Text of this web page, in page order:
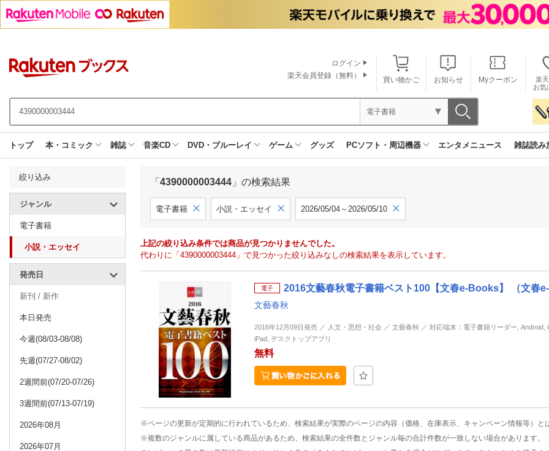
買い物かご お知らせ Myクーポン
楽
お気
ログイン
楽天会員登録（無料）
電子書籍
トップ 本・コミック 雑誌 音楽CD DVD・ブルーレイ ゲーム グッズ PCソフト・周辺機器 エンタメニュース 雑誌読み
絞り込み
ジャンル
電子書籍
小説・エッセイ
発売日
新刊 / 新作
本日発売
今週(08/03-08/08)
先週(07/27-08/02)
2週間前(07/20-07/26)
3週間前(07/13-07/19)
2026年08月
2026年07月
「 4390000003444 」の検索結果
電子書籍 小説・エッセイ 2026/05/04～2026/05/10
上記の絞り込み条件では商品が見つかりませんでした。
代わりに「4390000003444」で見つかった絞り込みなしの検索結果を表示しています。
電子 2016文藝春秋電子書籍ベスト100【文春e-Books】 （文春
文藝春秋
2016年12月09日発売 ／ 人文・思想・社会 ／ 文藝春秋 ／ 対応端末：電子書籍リーダー, Android,
iPad, デスクトップアプリ
無料
※ページの更新が定期的に行われているため、検索結果が実際のページの内容（価格、在庫表示、キャンペーン情報等）と
※複数のジャンルに属している商品があるため、検索結果の全件数とジャンル毎の合計件数が一致しない場合があります。